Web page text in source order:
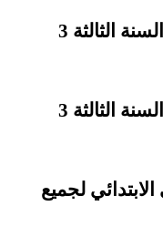
المخططات السنوية لمستوى السنة الثالثة 3
المخططات السنوية لمستوى السنة الثالثة 3
لجميع